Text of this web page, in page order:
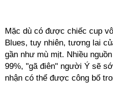
Mặc dù có được chiếc cup
Blues, tuy nhiên, tương lai
gần như mù mịt. Nhiều
99%, "gã điên" người Ý sẽ
nhận có thể được công bố